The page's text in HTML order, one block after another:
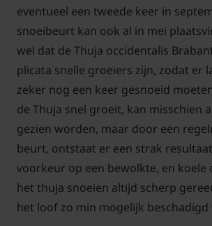
eventueel een tweede keer in
snoeibeurt kan ook al in mei
wel dat de Thuja occidentalis
plicata snelle groeiers zijn, zodat er
zeker nog een keer gesnoeid
de Thuja snel groeit, kan misschien
gezien worden, maar door een
beurt, ontstaat er een strak
voorkeur op een bewolkte, en koele
het thuja snoeien altijd scherp
het loof zo min mogelijk